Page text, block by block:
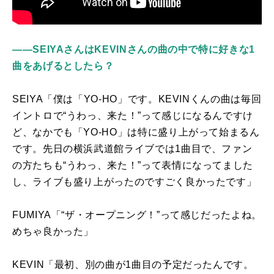
――SEIYAさんはKEVINさんの曲の中で特に好きな1
曲をあげるとしたら？
SEIYA「僕は「 YO-HO 」です。 KEVIN くんの曲は毎回
イントロで“うわっ、来た！”って感じになるんですけ
ど、なかでも「YO-HO 」は特に盛り上がって始まるん
です。先日の横浜武道館ライブでは1曲目で、ファン
の方たちも“うわっ、来た！”って表情になってました
し、ライブも盛り上がったのですごく良かったです」
FUMIYA「“ザ・オープニング！”って感じだったよね。
めちゃ良かった」
KEVIN「最初、別の曲が1曲目の予定だったんです。